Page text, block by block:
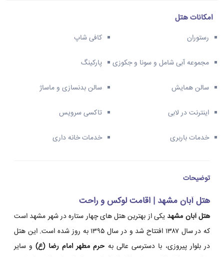
امکانات هتل
رستوران کافی شاپ
مجموعه آبی شامل و سونا و جکوزی پارکینگ
سالن همایش سالن بدنسازی و ماساژ
اینترنت در لابی تاکسی سرویس
خدمات باربری خدمات خانه داری
توضیحات
هتل آبان مشهد | اقامت لوکس و راحت
هتل آبان مشهدیکی از بهترین هتل های چهار ستاره در شهر مشهد است
که در سال ۱۳۸۷ افتتاح شد و در سال ۱۳۹۵ به روز شده است. این هتل
در بلوار پیروزی، با دسترسی عالی به حرم مطهر امام رضا (ع)و سایر